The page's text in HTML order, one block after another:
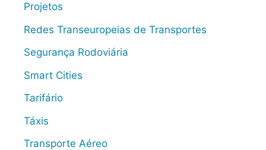
Projetos
Redes Transeuropeias de Transportes
Segurança Rodoviária
Smart Cities
Tarifário
Táxis
Transporte Aéreo